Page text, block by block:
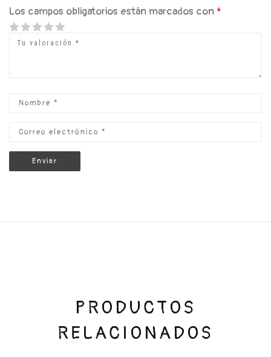
Los campos obligatorios están marcados con *
1
2 of 5
stars
3 of 5
stars
4 of 5 stars
5 of 5 stars
PRODUCTOS
RELACIONADOS